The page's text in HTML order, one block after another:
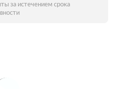
за истечением срока